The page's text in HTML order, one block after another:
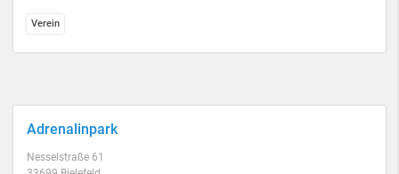
Verein
Adrenalinpark
Nesselstraße 61